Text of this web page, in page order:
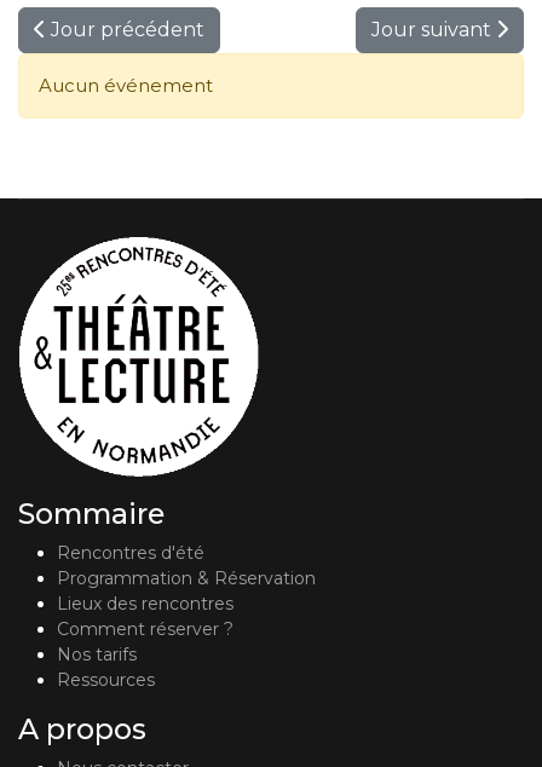
Jour précédent Jour suivant
Aucun événement
Sommaire
Rencontres d'été
Programmation & Réservation
Lieux des rencontres
Comment réserver ?
Nos tarifs
Ressources
A propos